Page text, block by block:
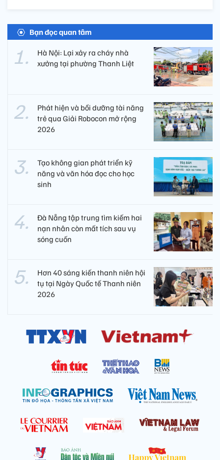
Bạn đọc quan tâm
Hà Nội: Lại xảy ra cháy nhà
xưởng tại phường Thanh Liệt
Phát hiện và bồi dưỡng tài năng
trẻ qua Giải Robocon mở rộng
2026
Tạo không gian phát triển kỹ
năng và văn hóa đọc cho học
sinh
Đà Nẵng tập trung tìm kiếm hai
nạn nhân còn mất tích sau vụ
sóng cuốn
Hơn 40 sáng kiến thanh niên hội
tụ tại Ngày Quốc tế Thanh niên
2026